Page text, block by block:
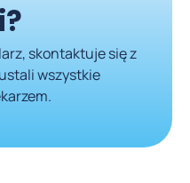
skontaktuje się z
wszystkie